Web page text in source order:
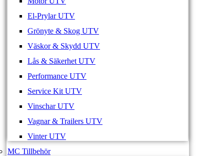
El-Prylar UTV
Grönyte & Skog UTV
Väskor & Skydd UTV
Lås & Säkerhet UTV
Performance UTV
Service Kit UTV
Vinschar UTV
Vagnar & Trailers UTV
Vinter UTV
MC Tillbehör